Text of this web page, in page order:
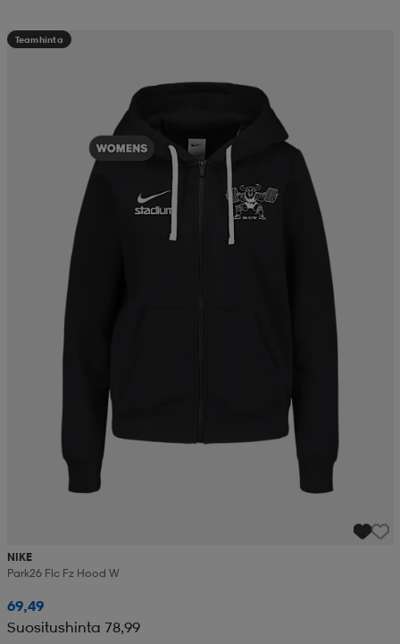
Teamhinta
NIKE
Park26 Flc Fz Hood W
69,49
Suositushinta 78,99